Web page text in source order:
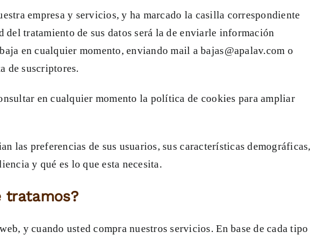
empresa y servicios, y ha marcado la casilla correspondiente
tratamiento de sus datos será la de enviarle información
en cualquier momento, enviando mail a bajas@apalav.com o
de suscriptores.
en cualquier momento la política de cookies para ampliar
las preferencias de sus usuarios, sus características demográficas,
y qué es lo que esta necesita.
tratamos?
y cuando usted compra nuestros servicios. En base de cada tipo